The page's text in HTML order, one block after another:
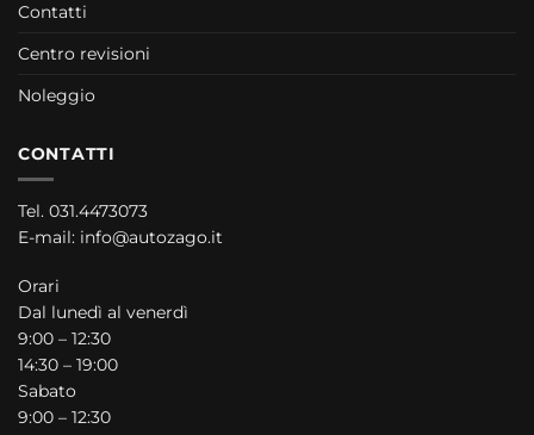
Contatti
Centro revisioni
Noleggio
CONTATTI
Tel. 031.4473073
E-mail: info@autozago.it
Orari
Dal lunedì al venerdì
9:00 – 12:30
14:30 – 19:00
Sabato
9:00 – 12:30